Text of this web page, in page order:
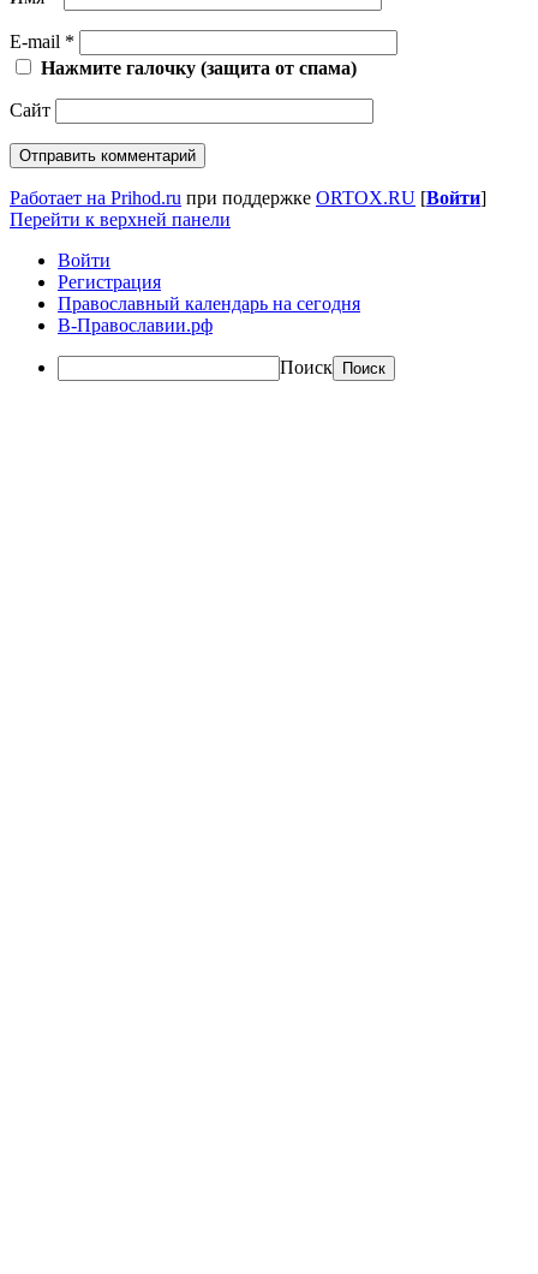
E-mail *
Нажмите галочку (защита от спама)
Сайт
Работает на Prihod.ru при поддержке ORTOX.RU [Войти]
Перейти к верхней панели
Войти
Регистрация
Православный календарь на сегодня
В-Православии.рф
Поиск